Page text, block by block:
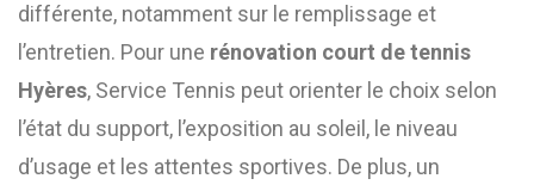
différente, notamment sur le remplissage et
l’entretien. Pour une rénovation court de tennis
Hyères, Service Tennis peut orienter le choix selon
l’état du support, l’exposition au soleil, le niveau
d’usage et les attentes sportives. De plus, un